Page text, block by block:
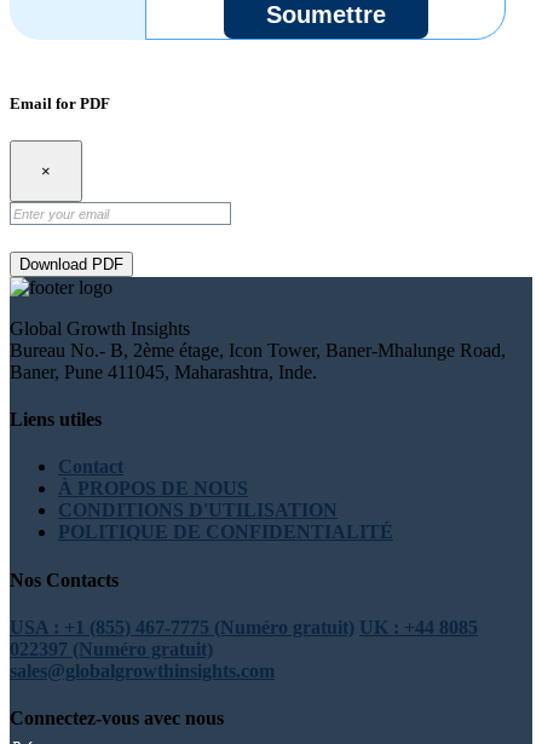
Soumettre
Email for PDF
×
Download PDF
Global Growth Insights
Bureau No.- B, 2ème étage, Icon Tower, Baner-Mhalunge Road,
Baner, Pune 411045, Maharashtra, Inde.
Liens utiles
Contact
À PROPOS DE NOUS
CONDITIONS D'UTILISATION
POLITIQUE DE CONFIDENTIALITÉ
Nos Contacts
USA : +1 (855) 467-7775 (Numéro gratuit) UK : +44 8085
022397 (Numéro gratuit)
sales@globalgrowthinsights.com
Connectez-vous avec nous